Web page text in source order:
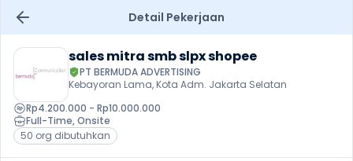
Detail Pekerjaan
sales mitra smb slpx shopee
PT BERMUDA ADVERTISING
Kebayoran Lama, Kota Adm. Jakarta Selatan
Rp4.200.000 - Rp10.000.000
Full-Time, Onsite
50 org dibutuhkan